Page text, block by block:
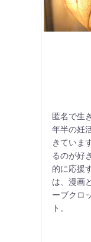
匿名で生
年半の妊
きていま
るのが好
的に応援
は、漫画
ーブクロ
ト。